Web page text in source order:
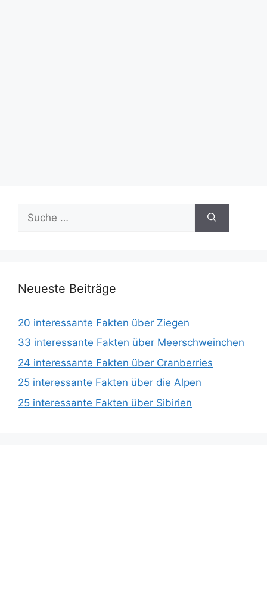
nach:
Neueste Beiträge
20 interessante Fakten über Ziegen
33 interessante Fakten über Meerschweinchen
24 interessante Fakten über Cranberries
25 interessante Fakten über die Alpen
25 interessante Fakten über Sibirien